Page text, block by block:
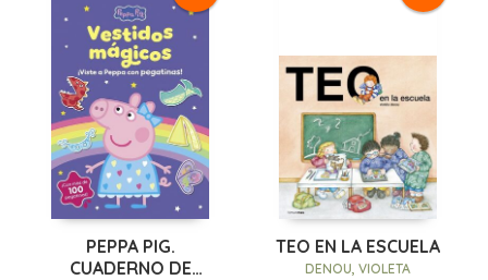
PEPPA PIG.
CUADERNO DE
TEO EN LA ESCUELA
DENOU, VIOLETA